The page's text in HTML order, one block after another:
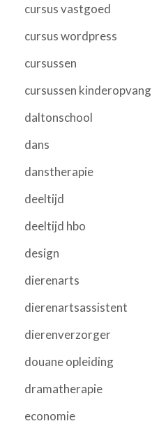
cursus vastgoed
cursus wordpress
cursussen
cursussen kinderopvang
daltonschool
dans
danstherapie
deeltijd
deeltijd hbo
design
dierenarts
dierenartsassistent
dierenverzorger
douane opleiding
dramatherapie
economie